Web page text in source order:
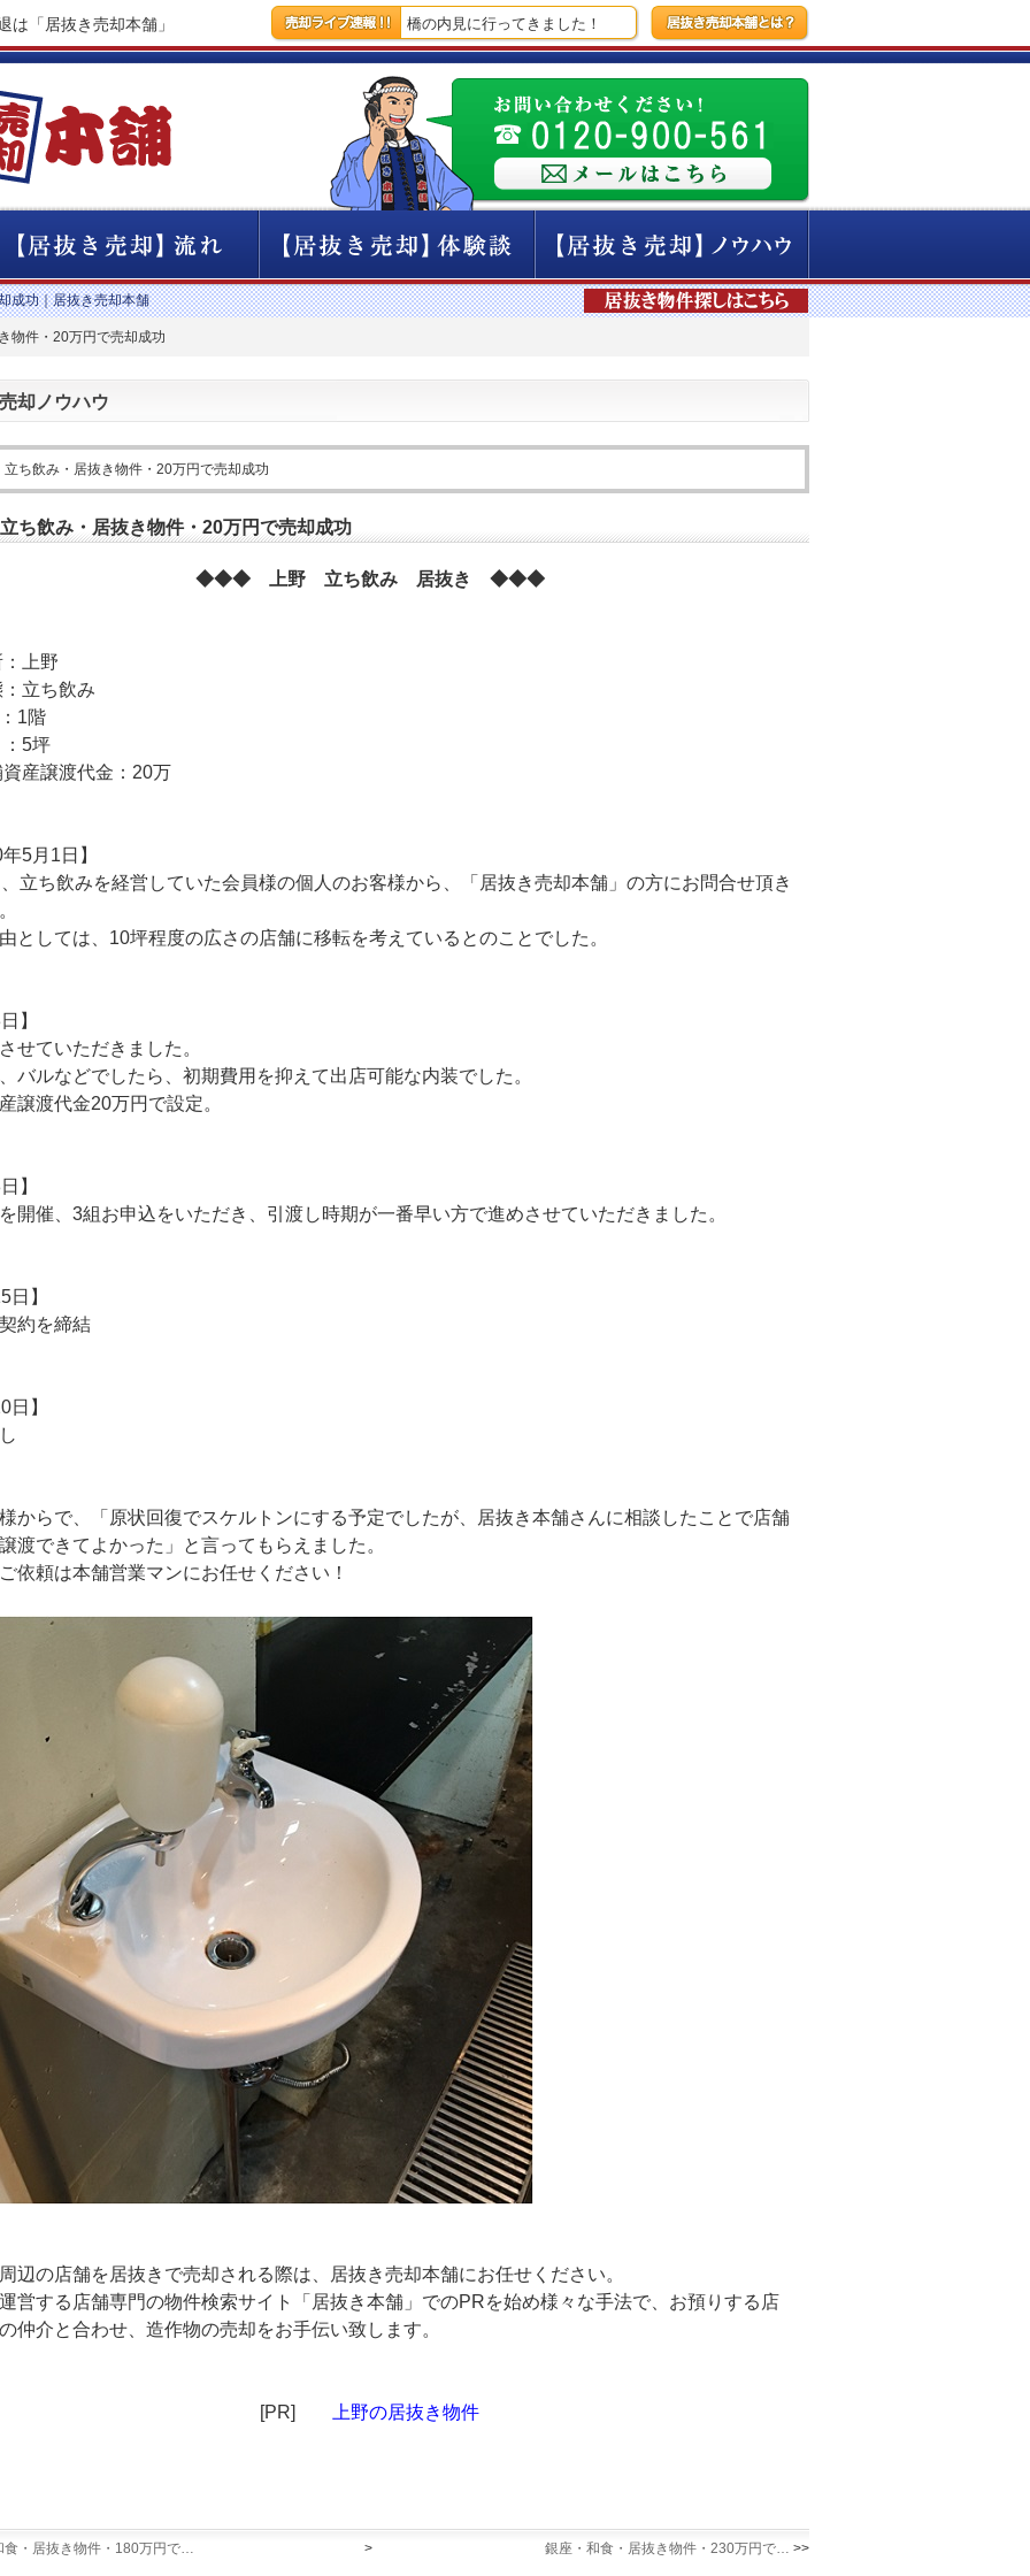
は「居抜き売却本舗」 【9時間前】本日は新橋の内見に行ってきました！ 【10時間前】新宿エリアにて、焼肉店の撤退を検討している店
成功｜居抜き売却本舗
物件・20万円で売却成功
却ノウハウ
ち飲み・居抜き物件・20万円で売却成功
ち飲み・居抜き物件・20万円で売却成功
◆◆◆ 上野 立ち飲み 居抜き ◆◆◆
上野
立ち飲み
1階
5坪
産譲渡代金：20万
5月1日】
立ち飲みを経営していた会員様の個人のお客様から、「居抜き売却本舗」の方にお問合せ頂き
としては、10坪程度の広さの店舗に移転を考えているとのことでした。
】
せていただきました。
バルなどでしたら、初期費用を抑えて出店可能な内装でした。
譲渡代金20万円で設定。
】
開催、3組お申込をいただき、引渡し時期が一番早い方で進めさせていただきました。
日】
約を締結
日】
からで、「原状回復でスケルトンにする予定でしたが、居抜き本舗さんに相談したことで店舗
渡できてよかった」と言ってもらえました。
依頼は本舗営業マンにお任せください！
辺の店舗を居抜きで売却される際は、居抜き売却本舗にお任せください。
営する店舗専門の物件検索サイト「居抜き本舗」でのPRを始め様々な手法で、お預りする店
仲介と合わせ、造作物の売却をお手伝い致します。
[PR] 上野の居抜き物件
食・居抜き物件・180万円で… > 銀座・和食・居抜き物件・230万円で… >>